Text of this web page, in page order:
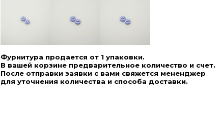
Фурнитура продается от 1 упаковки.
В вашей корзине предварительное количество и счет.
После отправки заявки с вами свяжется мененджер
для уточнения количества и способа доставки.